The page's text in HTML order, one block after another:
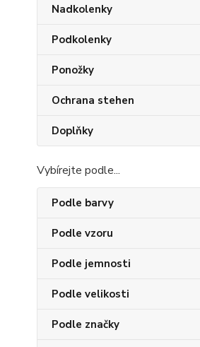
Nadkolenky
Podkolenky
Ponožky
Ochrana stehen
Doplňky
Vybírejte podle...
Podle barvy
Podle vzoru
Podle jemnosti
Podle velikosti
Podle značky